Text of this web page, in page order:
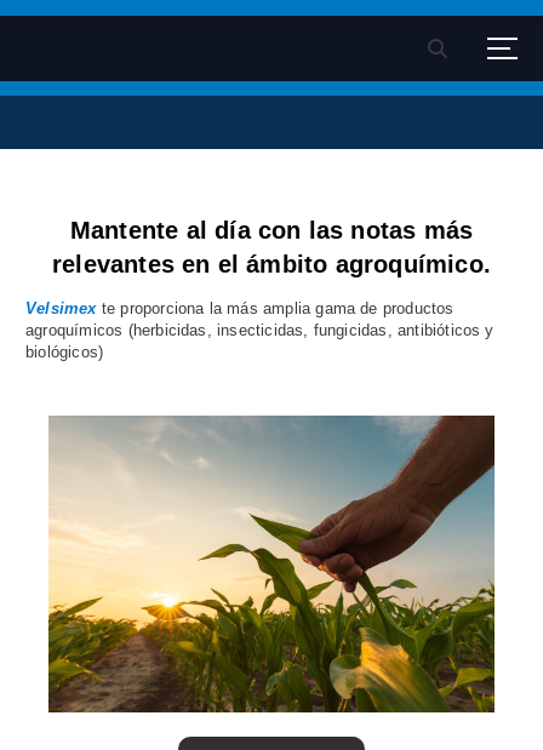
S
i
Mantente al día con las notas más
relevantes en el ámbito agroquímico.
Velsimexte proporciona la más amplia gama de productos
agroquímicos (herbicidas, insecticidas, fungicidas, antibióticos y
biológicos)